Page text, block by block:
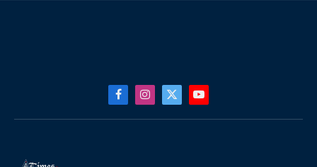
FacebookInstagram
X
YouTube